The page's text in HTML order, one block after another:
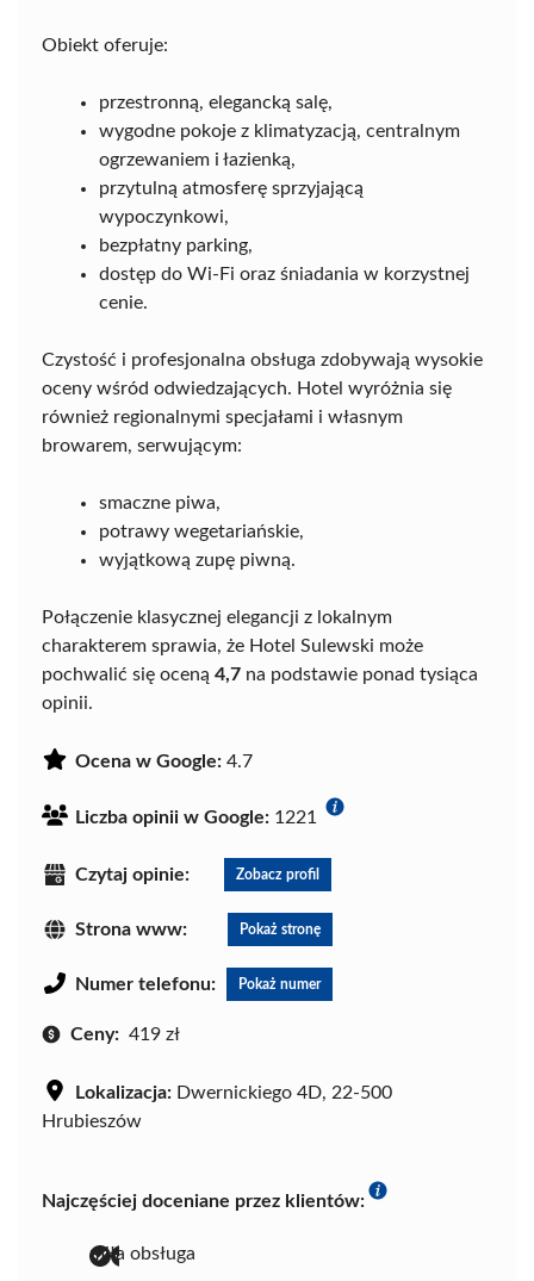
Obiekt oferuje:
przestronną, elegancką salę,
wygodne pokoje z klimatyzacją, centralnym
ogrzewaniem i łazienką,
przytulną atmosferę sprzyjającą
wypoczynkowi,
bezpłatny parking,
dostęp do Wi-Fi oraz śniadania w korzystnej
cenie.
Czystość i profesjonalna obsługa zdobywają wysokie
oceny wśród odwiedzających. Hotel wyróżnia się
również regionalnymi specjałami i własnym
browarem, serwującym:
smaczne piwa,
potrawy wegetariańskie,
wyjątkową zupę piwną.
Połączenie klasycznej elegancji z lokalnym
charakterem sprawia, że Hotel Sulewski może
pochwalić się oceną 4,7 na podstawie ponad tysiąca
opinii.
Ocena w Google: 4.7
Liczba opinii w Google: 1221
Czytaj opinie: Zobacz profil
Strona www: Pokaż stronę
Numer telefonu: Pokaż numer
Ceny: 419 zł
Lokalizacja: Dwernickiego 4D, 22-500
Hrubieszów
Najczęściej doceniane przez klientów:
miła obsługa